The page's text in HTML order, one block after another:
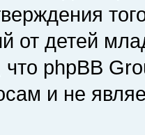
от детей
phpBB
и не